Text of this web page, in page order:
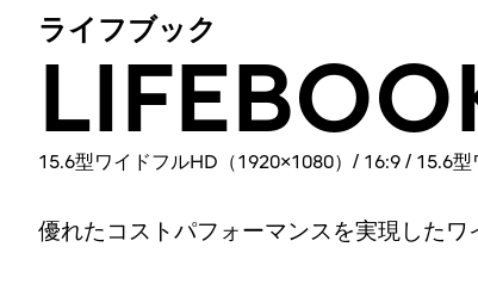
ライフブック
15.6型ワイドフルHD（1920×1080）/ 16:9 / 15.6
優れたコストパフォーマンスを実現したワ